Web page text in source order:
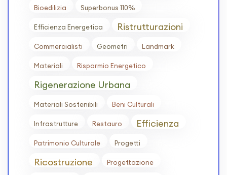
Bioedilizia Superbonus 110%
Efficienza Energetica Ristrutturazioni
Commercialisti Geometri Landmark
Materiali Risparmio Energetico
Rigenerazione Urbana
Materiali Sostenibili Beni Culturali
Infrastrutture Restauro Efficienza
Patrimonio Culturale Progetti
Ricostruzione Progettazione